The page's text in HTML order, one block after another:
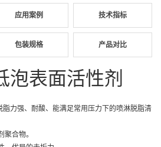
应用案例 技术指标
包装规格 产品对比
泡表面活性剂
力强、耐酸、能满足常用压力下的喷淋脱脂清
合物。